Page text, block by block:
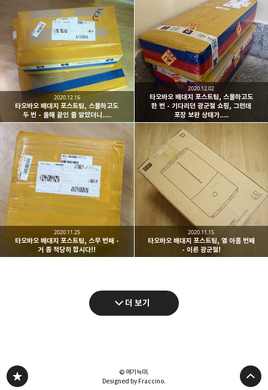
타오바오 배대지 포스트팀, 스물하고도
두 번 - 올해 끝인 줄 알았더니.....
2020.12.16
타오바오 배대지 포스트팀, 스물하고도
한 번 - 기다리던 광군절 쇼핑, 그런데
포장 보완 상태가.....
2020.12.02
타오바오 배대지 포스트팀, 스무 번째 -
거 좀 적당히 합시다!!
2020.11.25
타오바오 배대지 포스트팀, 열 아홉 번째
- 이른 광군절!
2020.11.15
더 보기
© 애기늑대.
Designed by Fraccino.